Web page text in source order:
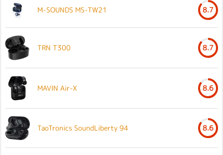
M-SOUNDS MS-TW21 8.7
TRN T300 8.7
MAVIN Air-X 8.6
TaoTronics SoundLiberty 94 8.6